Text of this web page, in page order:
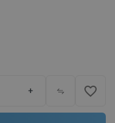
+ favorite_border